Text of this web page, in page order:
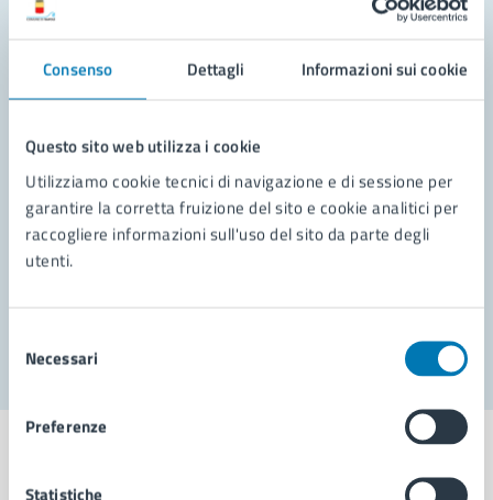
Consenso Dettagli Informazioni sui cookie
Questo sito web utilizza i cookie
Utilizziamo cookie tecnici di navigazione e di sessione per
garantire la corretta fruizione del sito e cookie analitici per
raccogliere informazioni sull'uso del sito da parte degli
utenti.
delNecessari
Preferenze
Statistiche
Contatta il comune
Richiedi assistenza
Prenota appuntamento
Problemi in città